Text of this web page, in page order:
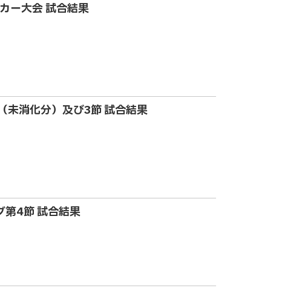
ー大会 試合結果
消化分）及び3節 試合結果
4節 試合結果